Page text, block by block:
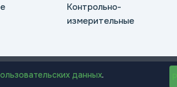
Контрольно-
измерительные
данных.